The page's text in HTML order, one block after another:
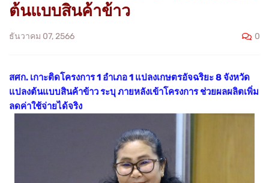
ต้นแบบสินค้าข้าว
ธันวาคม 07, 2566 0
สศก. เกาะติดโครงการ 1 อำเภอ 1 แปลงเกษตรอัจฉริยะ 8 จังหวัด
แปลงต้นแบบสินค้าข้าวระบุ ภายหลังเข้าโครงการ ช่วยผลผลิตเพิ่ม
ลดค่าใช้จ่ายได้จริง